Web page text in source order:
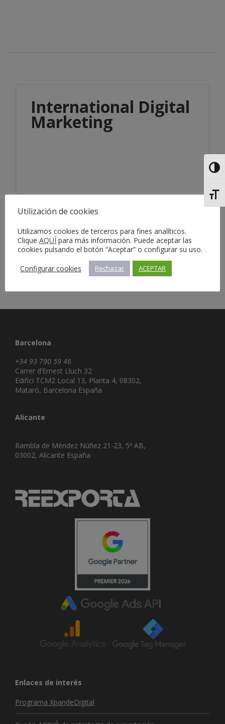
International Digital
Marketing
Información del servicio
Barcelona
+34 93 790 59 46
Carrer d’Ernest Lluch 32
Edifici TCM2 Local 13, Planta 4, 08302,
Mataró, Barcelona España
Alicante
Rambla de Méndez Núñez 21-23, 5º AB,
03002, Alicante España
Enlaces de interés
Programa XpandeDigital
Utilización de cookies
Utilizamos cookies de terceros para fines analíticos.
Clique AQUÍ para más información. Puede aceptar las
cookies pulsando el botón “Aceptar” o configurar su uso.
Configurar cookies
Rechazar ACEPTAR